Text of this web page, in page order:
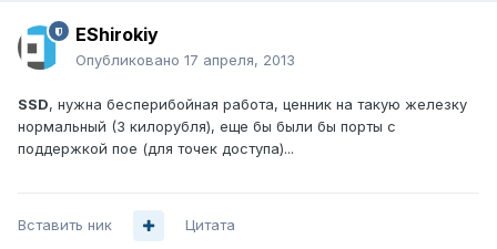
EShirokiy
Опубликовано 17 апреля, 2013
SSD, нужна бесперибойная работа, ценник на такую железку
нормальный (3 килорубля), еще бы были бы порты с
поддержкой пое (для точек доступа)...
Вставить ник Цитата